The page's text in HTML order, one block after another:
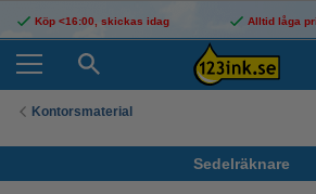
Köp <16:00, skickas idag Alltid låga
Kontorsmaterial
Sedelräknare